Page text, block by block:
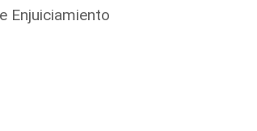
Enjuiciamiento